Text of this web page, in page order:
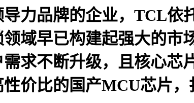
力品牌的企业， TCL依
域早已构建起强大的市
求不断升级，且核心芯
价比的国产MCU芯片